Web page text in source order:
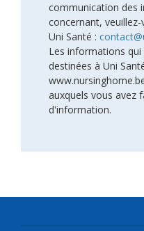
communication des
concernant,
Uni Santé :
Les informations
destinées à Uni
auxquels vous avez
d'information.